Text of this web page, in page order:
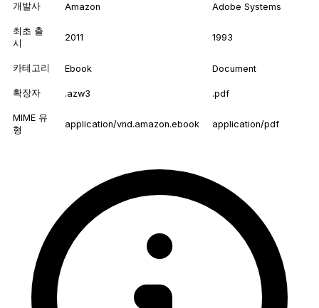
개발사 Amazon Adobe Systems
최초 출
시
2011 1993
카테고리 Ebook Document
확장자 .azw3 .pdf
MIME 유
형
application/vnd.amazon.ebook application/pdf